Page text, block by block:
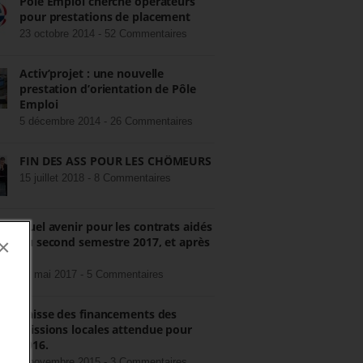
pour prestations de placement
23 octobre 2014 - 52 Commentaires
Activ’projet : une nouvelle
prestation d’orientation de Pôle
Emploi
5 décembre 2014 - 26 Commentaires
FIN DES ASS POUR LES CHÔMEURS
15 juillet 2018 - 8 Commentaires
Quel avenir pour les contrats aidés
au second semestre 2017, et après
22 mai 2017 - 5 Commentaires
Baisse des financements des
missions locales attendue pour
2016.